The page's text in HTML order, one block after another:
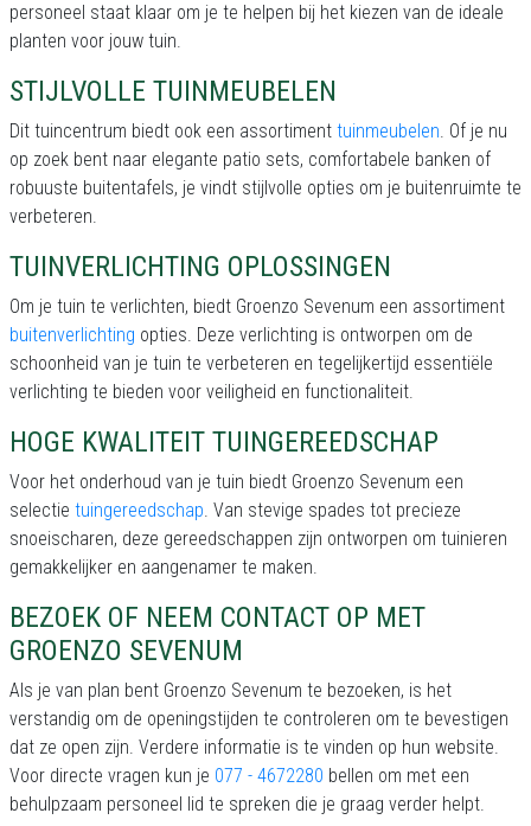
personeel staat klaar om je te helpen bij het kiezen van de ideale
planten voor jouw tuin.
STIJLVOLLE TUINMEUBELEN
Dit tuincentrum biedt ook een assortiment tuinmeubelen. Of je nu
op zoek bent naar elegante patio sets, comfortabele banken of
robuuste buitentafels, je vindt stijlvolle opties om je buitenruimte te
verbeteren.
TUINVERLICHTING OPLOSSINGEN
Om je tuin te verlichten, biedt Groenzo Sevenum een assortiment
buitenverlichting opties. Deze verlichting is ontworpen om de
schoonheid van je tuin te verbeteren en tegelijkertijd essentiële
verlichting te bieden voor veiligheid en functionaliteit.
HOGE KWALITEIT TUINGEREEDSCHAP
Voor het onderhoud van je tuin biedt Groenzo Sevenum een
selectie tuingereedschap. Van stevige spades tot precieze
snoeischaren, deze gereedschappen zijn ontworpen om tuinieren
gemakkelijker en aangenamer te maken.
BEZOEK OF NEEM CONTACT OP MET
GROENZO SEVENUM
Als je van plan bent Groenzo Sevenum te bezoeken, is het
verstandig om de openingstijden te controleren om te bevestigen
dat ze open zijn. Verdere informatie is te vinden op hun website.
Voor directe vragen kun je 077 - 4672280 bellen om met een
behulpzaam personeel lid te spreken die je graag verder helpt.